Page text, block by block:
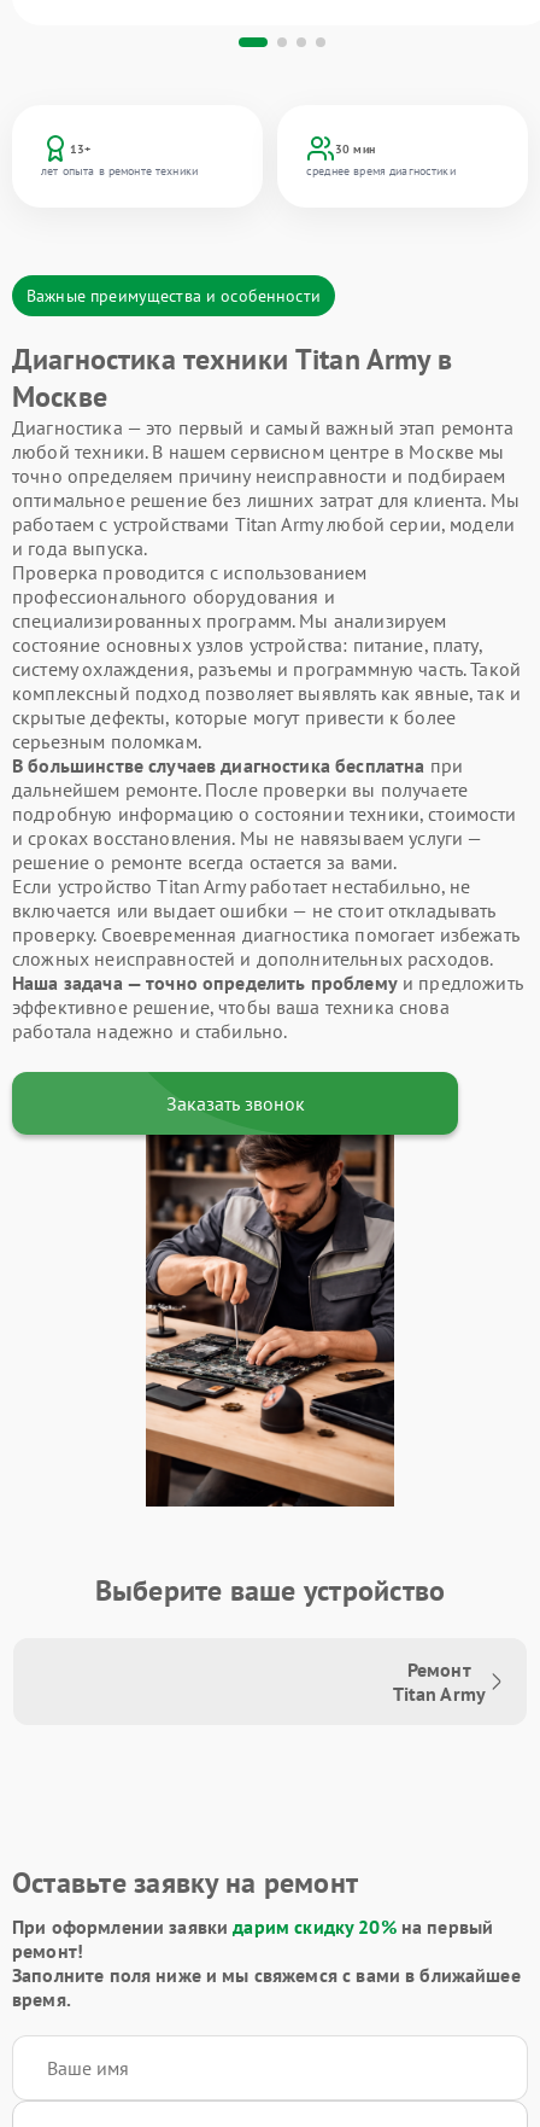
13+
лет опыта в ремонте техники
30 мин
среднее время диагностики
Важные преимущества и особенности
Диагностика техники Titan Army в
Москве
Диагностика — это первый и самый важный этап ремонта
любой техники. В нашем сервисном центре в Москве мы
точно определяем причину неисправности и подбираем
оптимальное решение без лишних затрат для клиента. Мы
работаем с устройствами Titan Army любой серии, модели
и года выпуска.
Проверка проводится с использованием
профессионального оборудования и
специализированных программ. Мы анализируем
состояние основных узлов устройства: питание, плату,
систему охлаждения, разъемы и программную часть. Такой
комплексный подход позволяет выявлять как явные, так и
скрытые дефекты, которые могут привести к более
серьезным поломкам.
В большинстве случаев диагностика бесплатна при
дальнейшем ремонте. После проверки вы получаете
подробную информацию о состоянии техники, стоимости
и сроках восстановления. Мы не навязываем услуги —
решение о ремонте всегда остается за вами.
Если устройство Titan Army работает нестабильно, не
включается или выдает ошибки — не стоит откладывать
проверку. Своевременная диагностика помогает избежать
сложных неисправностей и дополнительных расходов.
Наша задача — точно определить проблемуи предложить
эффективное решение, чтобы ваша техника снова
работала надежно и стабильно.
Заказать звонок
Выберите ваше устройство
Ремонт
Titan Army
Оставьте заявку на ремонт
При оформлении заявкидарим скидку 20%на первый
ремонт!
Заполните поля ниже и мы свяжемся с вами в ближайшее
время.